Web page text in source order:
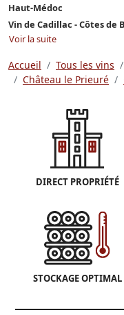
Haut-Médoc
Vin de Cadillac - Côtes de
Voir la suite
Accueil Tous les vins
Château le Prieuré
DIRECT PROPRIÉTÉ
STOCKAGE OPTIMAL